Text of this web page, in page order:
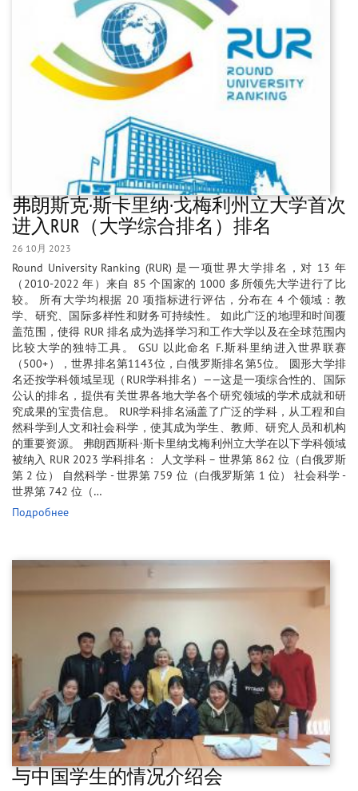
弗朗斯克·斯卡里纳·戈梅利州立大学首次
进入RUR（大学综合排名）排名
26 10月 2023
Round University Ranking (RUR) 是一项世界大学排名，对 13 年
（2010-2022 年）来自 85 个国家的 1000 多所领先大学进行了比
较。 所有大学均根据 20 项指标进行评估，分布在 4 个领域：教
学、研究、国际多样性和财务可持续性。 如此广泛的地理和时间覆
盖范围，使得 RUR 排名成为选择学习和工作大学以及在全球范围内
比较大学的独特工具。 GSU 以此命名 F.斯科里纳进入世界联赛
（500+），世界排名第1143位，白俄罗斯排名第5位。 圆形大学排
名还按学科领域呈现（RUR学科排名）——这是一项综合性的、国际
公认的排名，提供有关世界各地大学各个研究领域的学术成就和研
究成果的宝贵信息。 RUR学科排名涵盖了广泛的学科，从工程和自
然科学到人文和社会科学，使其成为学生、教师、研究人员和机构
的重要资源。 弗朗西斯科·斯卡里纳戈梅利州立大学在以下学科领域
被纳入 RUR 2023 学科排名： 人文学科 – 世界第 862 位（白俄罗斯
第 2 位） 自然科学 - 世界第 759 位（白俄罗斯第 1 位） 社会科学 -
世界第 742 位（…
Подробнее
与中国学生的情况介绍会